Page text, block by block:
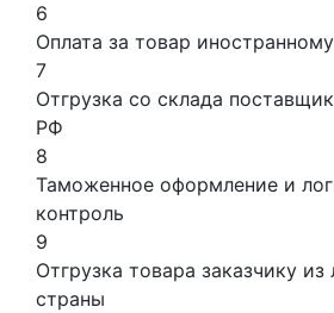
6
Оплата за товар
7
Отгрузка со склада
РФ
8
Таможенное оформление и
контроль
9
Отгрузка товара заказчику
страны